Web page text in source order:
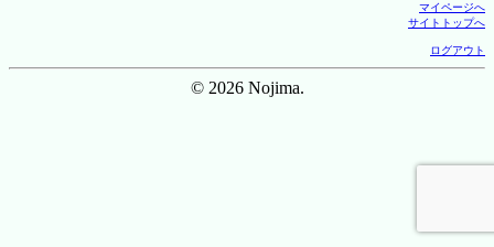
マイページへ
サイトトップへ
ログアウト
© 2026 Nojima.